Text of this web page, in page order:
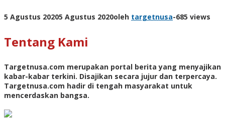
5 Agustus 20205 Agustus 2020oleh targetnusa-685 views
Tentang Kami
Targetnusa.com merupakan portal berita yang menyajikan
kabar-kabar terkini. Disajikan secara jujur dan terpercaya.
Targetnusa.com hadir di tengah masyarakat untuk
mencerdaskan bangsa.